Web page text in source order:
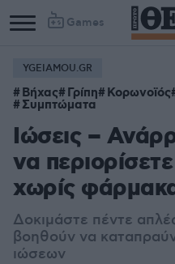
Games
YGEIAMOU.GR
Βήχας Γρίπη Κορωνοϊός
Συμπτώματα
Ιώσεις –
να
χωρίς
Δοκιμάστε πέντε
βοηθούν να
ιώσεων